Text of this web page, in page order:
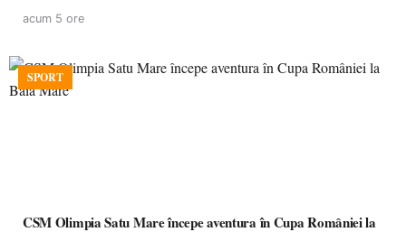
acum 5 ore
SPORT
CSM Olimpia Satu Mare începe aventura în Cupa României la